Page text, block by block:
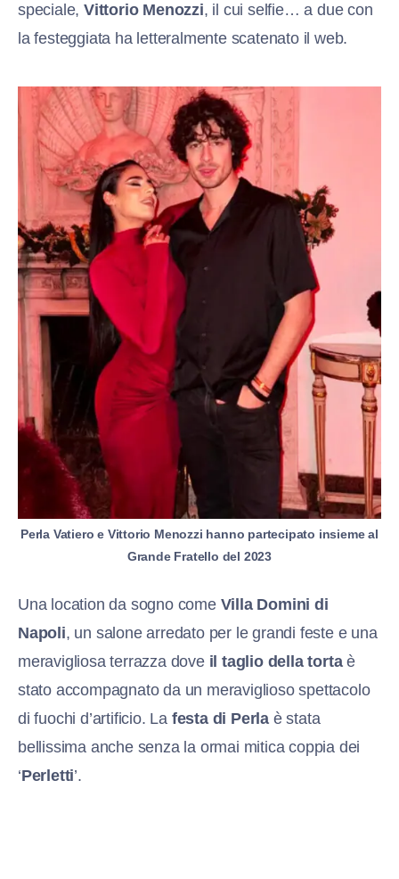
speciale,Vittorio Menozzi, il cui selfie… a due con
la festeggiata ha letteralmente scatenato il web.
Perla Vatiero e Vittorio Menozzi hanno partecipato insieme al
Grande Fratello del 2023
Una location da sogno come Villa Domini di
Napoli, un salone arredato per le grandi feste e una
meravigliosa terrazza dove il taglio della tortaè
stato accompagnato da un meraviglioso spettacolo
di fuochi d’artificio. La festa di Perla è stata
bellissima anche senza la ormai mitica coppia dei
‘Perletti’.